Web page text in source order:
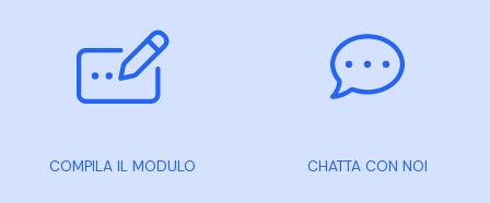
COMPILA IL MODULO CHATTA CON NOI